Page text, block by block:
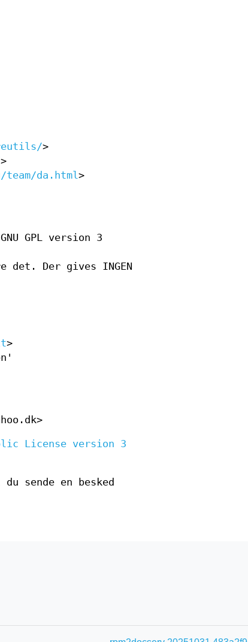
>
>
da.html>
GPL version 3
Der gives INGEN
>
License version 3
sende en besked